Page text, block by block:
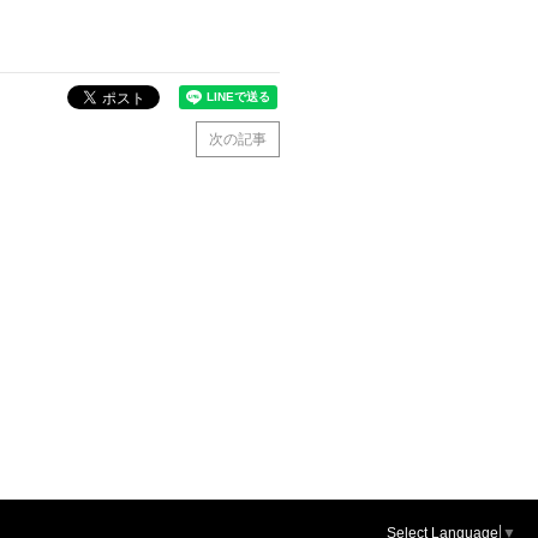
次の記事
Select Language ▼